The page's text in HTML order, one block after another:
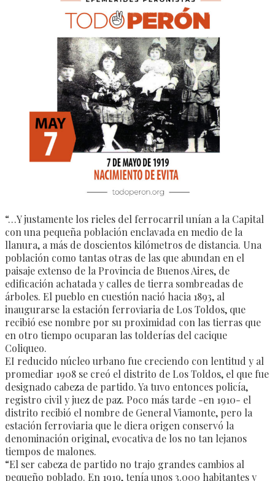
“…Y justamente los rieles del ferrocarril unían a la Capital
con una pequeña población enclavada en medio de la
llanura, a más de doscientos kilómetros de distancia. Una
población como tantas otras de las que abundan en el
paisaje extenso de la Provincia de Buenos Aires, de
edificación achatada y calles de tierra sombreadas de
árboles. El pueblo en cuestión nació hacia 1893, al
inaugurarse la estación ferroviaria de Los Toldos, que
recibió ese nombre por su proximidad con las tierras que
en otro tiempo ocuparan las tolderías del cacique
Coliqueo.
EI reducido núcleo urbano fue creciendo con lentitud y al
promediar 1908 se creó el distrito de Los Toldos, el que fue
designado cabeza de partido. Ya tuvo entonces policía,
registro civil y juez de paz. Poco más tarde -en 1910- el
distrito recibió el nombre de General Viamonte, pero la
estación ferroviaria que le diera origen conservó la
denominación original, evocativa de los no tan lejanos
tiempos de malones.
“El ser cabeza de partido no trajo grandes cambios al
pequeño poblado. En 1919, tenía unos 3.000 habitantes y